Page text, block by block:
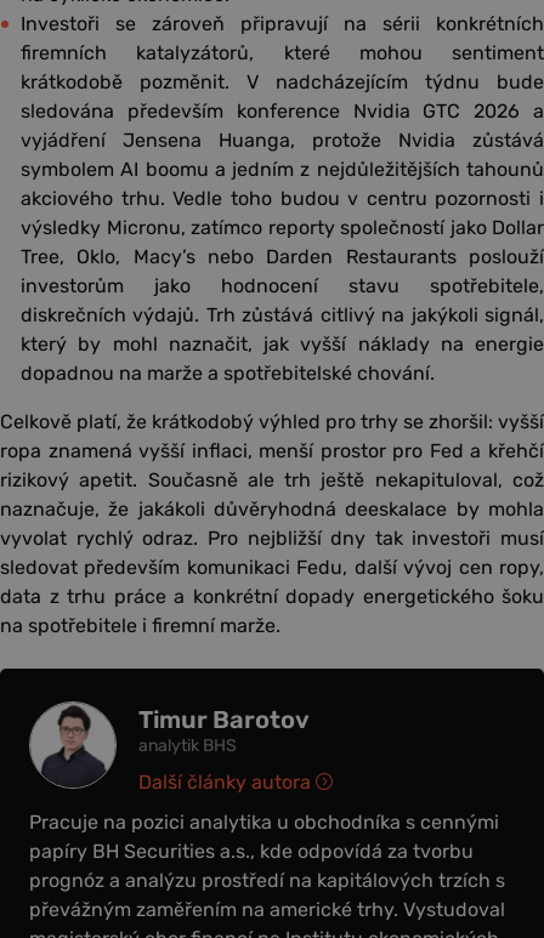
Investoři se zároveň připravují na sérii konkrétních
firemních katalyzátorů, které mohou sentiment
krátkodobě pozměnit. V nadcházejícím týdnu bude
sledována především konference Nvidia GTC 2026 a
vyjádření Jensena Huanga, protože Nvidia zůstává
symbolem AI boomu a jedním z nejdůležitějších tahounů
akciového trhu. Vedle toho budou v centru pozornosti i
výsledky Micronu, zatímco reporty společností jako Dollar
Tree, Oklo, Macy’s nebo Darden Restaurants poslouží
investorům jako hodnocení stavu spotřebitele,
diskrečních výdajů. Trh zůstává citlivý na jakýkoli signál,
který by mohl naznačit, jak vyšší náklady na energie
dopadnou na marže a spotřebitelské chování.
Celkově platí, že krátkodobý výhled pro trhy se zhoršil: vyšší
ropa znamená vyšší inflaci, menší prostor pro Fed a křehčí
rizikový apetit. Současně ale trh ještě nekapituloval, což
naznačuje, že jakákoli důvěryhodná deeskalace by mohla
vyvolat rychlý odraz. Pro nejbližší dny tak investoři musí
sledovat především komunikaci Fedu, další vývoj cen ropy,
data z trhu práce a konkrétní dopady energetického šoku
na spotřebitele i firemní marže.
Timur Barotov
analytik BHS
Pracuje na pozici analytika u obchodníka s cennými
papíry BH Securities a.s., kde odpovídá za tvorbu
prognóz a analýzu prostředí na kapitálových trzích s
převážným zaměřením na americké trhy. Vystudoval
Další články autora